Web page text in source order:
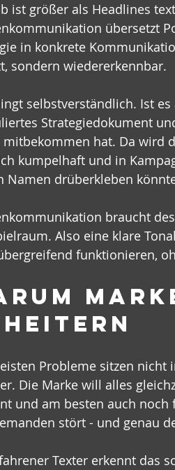
ist größer als Headlines
übersetzt
in konkrete
sondern wiedererkennbar.
selbstverständlich. Ist
Strategiedokument
hat. Da wird
kumpelhaft und in
Namen drüberkleben
braucht
Also eine klare
funktionieren,
Probleme sitzen nicht
Die Marke will alles
und am besten auch
stört - und genau
Texter erkennt das